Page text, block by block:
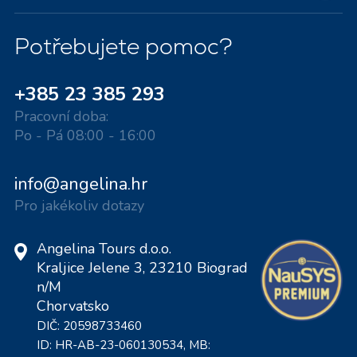
Potřebujete pomoc?
+385 23 385 293
Pracovní doba:
Po - Pá 08:00 - 16:00
info@angelina.hr
Pro jakékoliv dotazy
Angelina Tours d.o.o.
Kraljice Jelene 3, 23210 Biograd
n/M
Chorvatsko
DIČ: 20598733460
ID: HR-AB-23-060130534, MB: